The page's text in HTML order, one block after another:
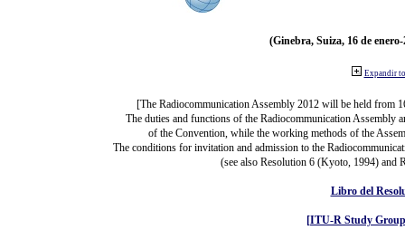
(Ginebra, Suiza, 16 de
Expandir
[The Radiocommunication Assembly 2012 will be held from
The duties and functions of the Radiocommunication Assembly
of the Convention, while the working methods of the
The conditions for invitation and admission to the
(see also Resolution 6 (Kyoto, 1994) and
Libro del
[ITU-R Study